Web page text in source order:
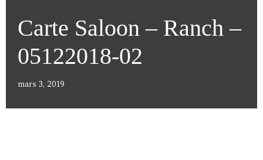
Carte Saloon – Ranch –
05122018-02
mars 3, 2019